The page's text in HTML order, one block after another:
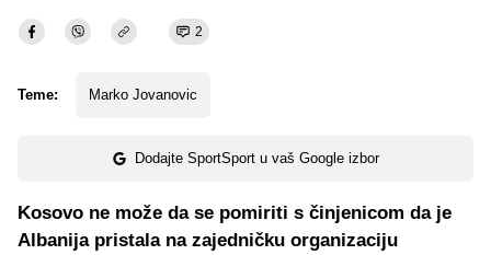
2
Teme: Marko Jovanovic
Dodajte SportSport u vaš Google izbor
Kosovo ne može da se pomiriti s činjenicom da je
Albanija pristala na zajedničku organizaciju